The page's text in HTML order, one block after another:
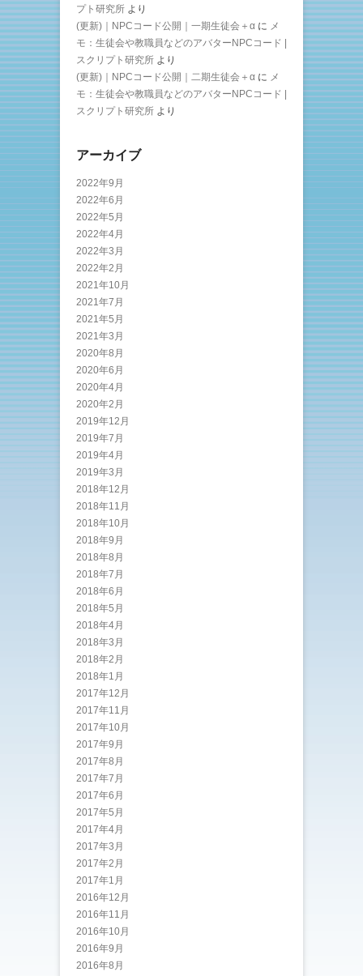
プト研究所 より
(更新)｜NPCコード公開｜一期生徒会＋α に メ
モ：生徒会や教職員などのアバターNPCコード |
スクリプト研究所 より
(更新)｜NPCコード公開｜二期生徒会＋α に メ
モ：生徒会や教職員などのアバターNPCコード |
スクリプト研究所 より
アーカイブ
2022年9月
2022年6月
2022年5月
2022年4月
2022年3月
2022年2月
2021年10月
2021年7月
2021年5月
2021年3月
2020年8月
2020年6月
2020年4月
2020年2月
2019年12月
2019年7月
2019年4月
2019年3月
2018年12月
2018年11月
2018年10月
2018年9月
2018年8月
2018年7月
2018年6月
2018年5月
2018年4月
2018年3月
2018年2月
2018年1月
2017年12月
2017年11月
2017年10月
2017年9月
2017年8月
2017年7月
2017年6月
2017年5月
2017年4月
2017年3月
2017年2月
2017年1月
2016年12月
2016年11月
2016年10月
2016年9月
2016年8月